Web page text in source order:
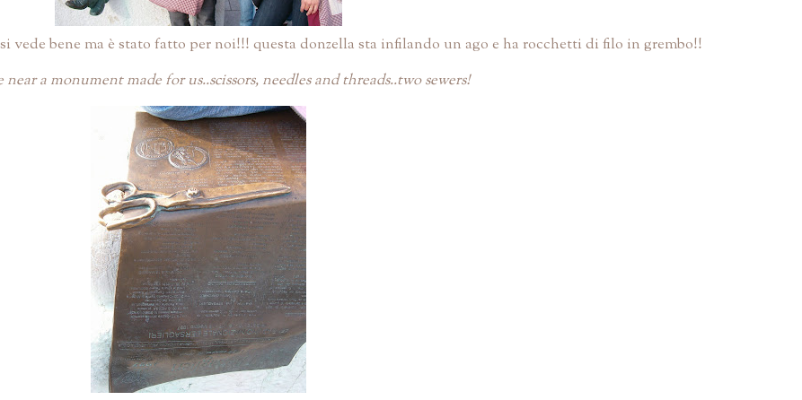
bene ma è stato fatto per noi!!! questa donzella sta infilando un ago e ha rocchetti di filo in grembo!!
near a monument made for us..scissors, needles and threads..two sewers!